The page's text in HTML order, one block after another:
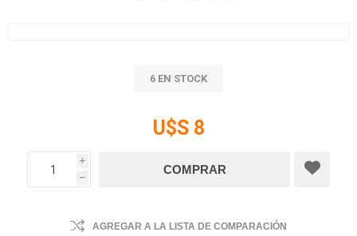
6 EN STOCK
U$S 8
i
h
AGREGAR A LA LISTA DE COMPARACIÓN